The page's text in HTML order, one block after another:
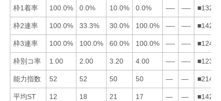
枠1着率 100.0% 0.0% 10.0% 0.0% —- —-
枠2連率 100.0% 33.3% 30.0% 100.0% —- —-
枠3連率 100.0% 100.0% 60.0% 100.0% —- —-
枠別コ率 1.00 2.00 3.20 4.00 —- —-
能力指数 52 52 50 50 — —
平均ST 12 18 21 17 — —